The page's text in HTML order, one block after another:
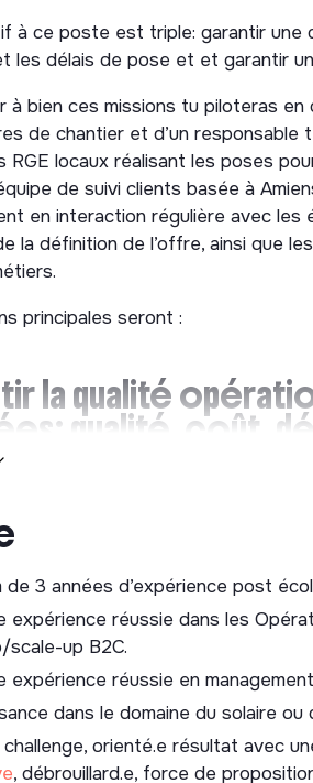
à ce poste est triple: garantir une
les délais de pose et et garantir
à bien ces missions tu piloteras
de chantier et d’un responsable
RGE locaux réalisant les poses
de suivi clients basée à
en interaction régulière avec les
la définition de l’offre, ainsi que
principales seront :
la qualité
qualité, coût,
conformité : Fixer le cadre
du réseau de partenaires RGE en
partenaires, suivre leurs
dédiés.
chaîne logistique : Assurer le suivi
et distributeurs (de la
de 3 années d’expérience post
expérience réussie dans les
up B2C.
expérience réussie en management
dans le domaine du solaire
orienté.e résultat avec
, débrouillard.e, force de